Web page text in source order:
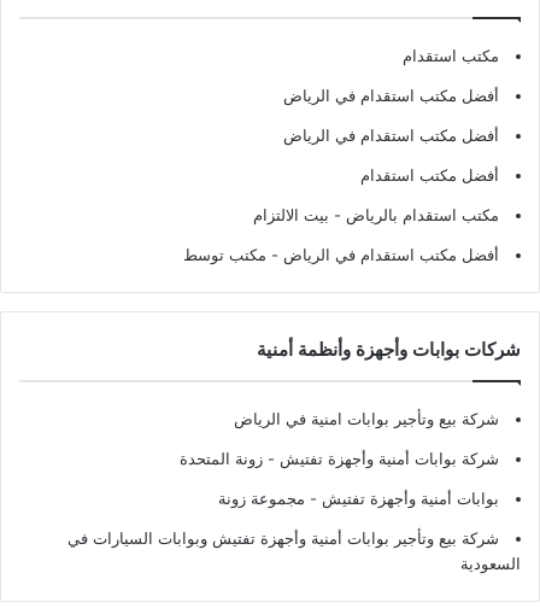
مكتب استقدام
أفضل مكتب استقدام في الرياض
أفضل مكتب استقدام في الرياض
أفضل مكتب استقدام
مكتب استقدام بالرياض - بيت الالتزام
أفضل مكتب استقدام في الرياض - مكتب توسط
شركات بوابات وأجهزة وأنظمة أمنية
شركة بيع وتأجير بوابات امنية في الرياض
شركة بوابات أمنية وأجهزة تفتيش - زونة المتحدة
بوابات أمنية وأجهزة تفتيش - مجموعة زونة
شركة بيع وتأجير بوابات أمنية وأجهزة تفتيش وبوابات السيارات في
السعودية